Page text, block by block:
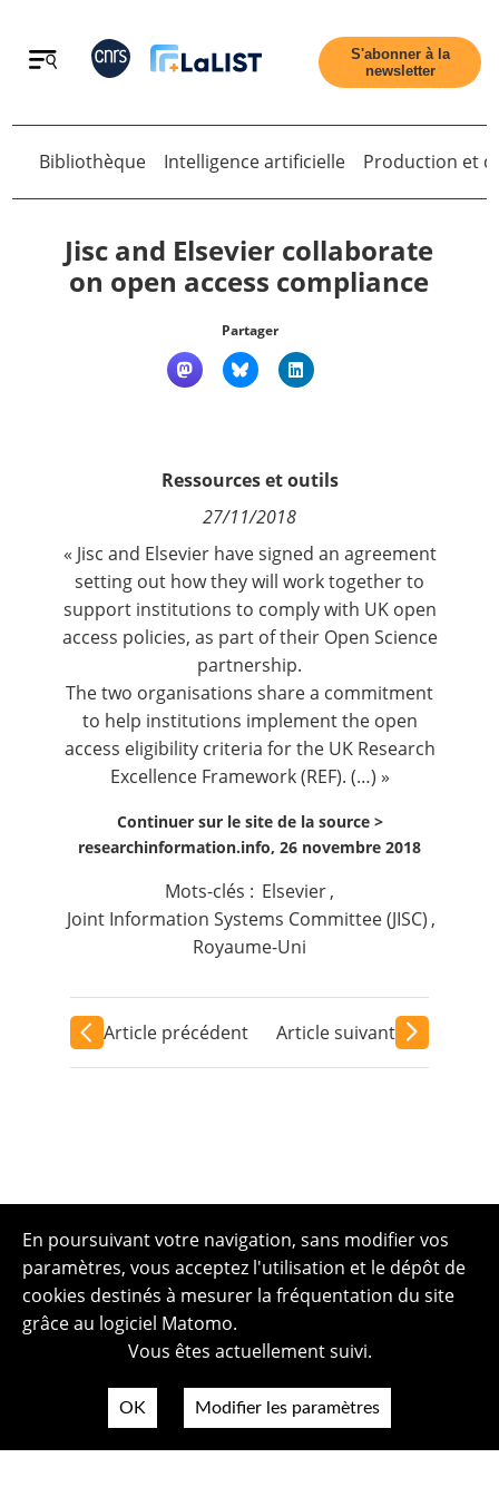
Retour
Nous suivre
S'abonner à la
newsletter
Retour
Bibliothèque Intelligence artificielle Production et
Jisc and Elsevier collaborate
on open access compliance
Partager
Ressources et outils
27/11/2018
« Jisc and Elsevier have signed an agreement
setting out how they will work together to
support institutions to comply with UK open
access policies, as part of their Open Science
partnership.
The two organisations share a commitment
to help institutions implement the open
access eligibility criteria for the UK Research
Excellence Framework (REF). (…) »
Continuer sur le site de la source >
researchinformation.info, 26 novembre 2018
Mots-clés : Elsevier,
Joint Information Systems Committee (JISC) ,
Royaume-Uni
Article précédent Article suivant
En poursuivant votre navigation, sans modifier vos
paramètres, vous acceptez l'utilisation et le dépôt de
cookies destinés à mesurer la fréquentation du site
grâce au logiciel Matomo.
Vous êtes actuellement suivi.
OK Modifier les paramètres